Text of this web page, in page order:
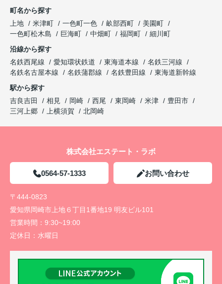
町名から探す
上地
米津町 一色町一色 畝部西町
美園町
一色町松木島
巨海町 中畑町 福岡町
細川町
沿線から探す
名鉄西尾線
愛知環状鉄道 東海道本線
名鉄三河線
名鉄名古屋本線
名鉄蒲郡線 名鉄豊田線
東海道新幹線
駅から探す
吉良吉田
相見 岡崎 西尾 東岡崎 米津
豊田市
三河上郷
上横須賀 北岡崎
株式会社エステート・ラボ
0564-57-1333 お問い合わせ
〒444-0823
愛知県岡崎市上地６丁目1番地19 明友ビル101
営業時間： 9:30~19:00
定休日： 水曜日